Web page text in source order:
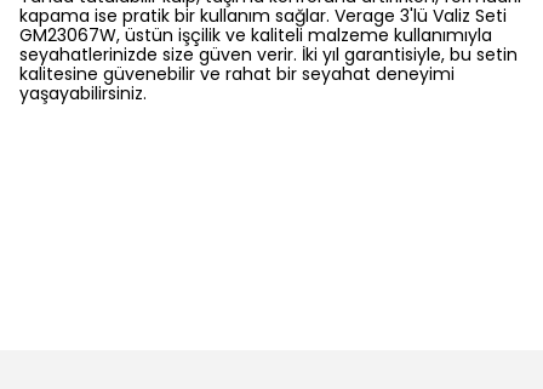
kapama ise pratik bir kullanım sağlar. Verage 3'lü Valiz Seti
GM23067W, üstün işçilik ve kaliteli malzeme kullanımıyla
seyahatlerinizde size güven verir. İki yıl garantisiyle, bu setin
kalitesine güvenebilir ve rahat bir seyahat deneyimi
yaşayabilirsiniz.